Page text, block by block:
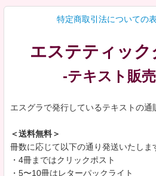
特定商取引法についての
エステティック
-テキスト販
エスグラで発行しているテキストの通
＜送料無料＞
冊数に応じて以下の通り発送いたしま
・4冊まではクリックポスト
・5〜10冊はレターパックライト